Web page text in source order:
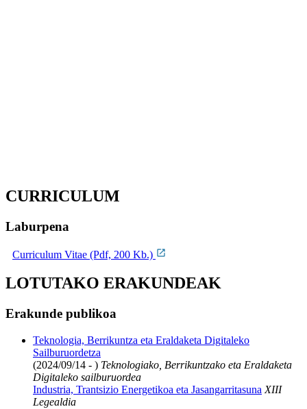
CURRICULUM
Laburpena
Curriculum Vitae (Pdf, 200 Kb.)
LOTUTAKO ERAKUNDEAK
Erakunde publikoa
Teknologia, Berrikuntza eta Eraldaketa Digitaleko
Sailburuordetza
(2024/09/14 - ) Teknologiako, Berrikuntzako eta Eraldaketa
Digitaleko sailburuordea
Industria, Trantsizio Energetikoa eta Jasangarritasuna XIII
Legealdia